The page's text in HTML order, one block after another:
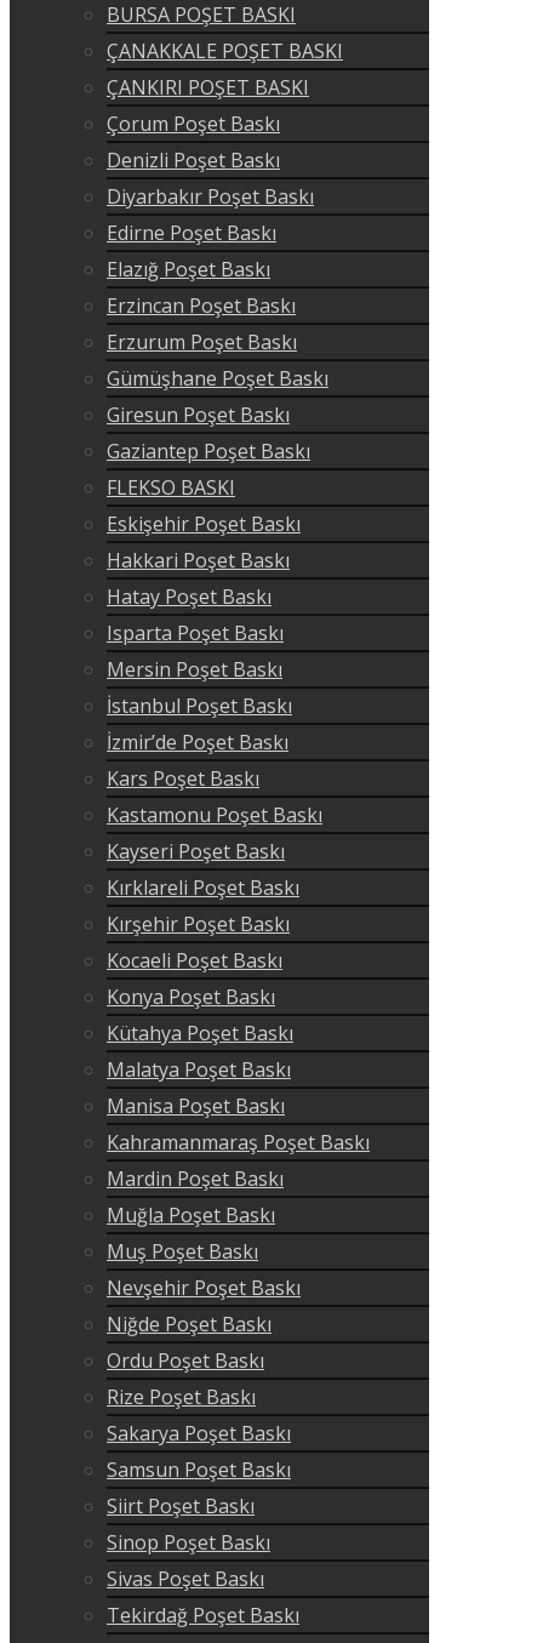
BURSA POŞET BASKI
ÇANAKKALE POŞET BASKI
ÇANKIRI POŞET BASKI
Çorum Poşet Baskı
Denizli Poşet Baskı
Diyarbakır Poşet Baskı
Edirne Poşet Baskı
Elazığ Poşet Baskı
Erzincan Poşet Baskı
Erzurum Poşet Baskı
Gümüşhane Poşet Baskı
Giresun Poşet Baskı
Gaziantep Poşet Baskı
FLEKSO BASKI
Eskişehir Poşet Baskı
Hakkari Poşet Baskı
Hatay Poşet Baskı
Isparta Poşet Baskı
Mersin Poşet Baskı
İstanbul Poşet Baskı
İzmir’de Poşet Baskı
Kars Poşet Baskı
Kastamonu Poşet Baskı
Kayseri Poşet Baskı
Kırklareli Poşet Baskı
Kırşehir Poşet Baskı
Kocaeli Poşet Baskı
Konya Poşet Baskı
Kütahya Poşet Baskı
Malatya Poşet Baskı
Manisa Poşet Baskı
Kahramanmaraş Poşet Baskı
Mardin Poşet Baskı
Muğla Poşet Baskı
Muş Poşet Baskı
Nevşehir Poşet Baskı
Niğde Poşet Baskı
Ordu Poşet Baskı
Rize Poşet Baskı
Sakarya Poşet Baskı
Samsun Poşet Baskı
Siirt Poşet Baskı
Sinop Poşet Baskı
Sivas Poşet Baskı
Tekirdağ Poşet Baskı